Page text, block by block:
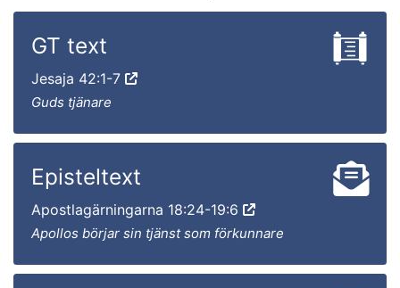
GT text
Jesaja 42:1-7
Guds tjänare
Episteltext
Apostlagärningarna 18:24-19:6
Apollos börjar sin tjänst som förkunnare